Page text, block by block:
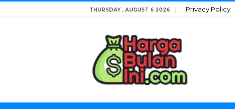
THURSDAY , AUGUST 6 2026 Privacy Policy